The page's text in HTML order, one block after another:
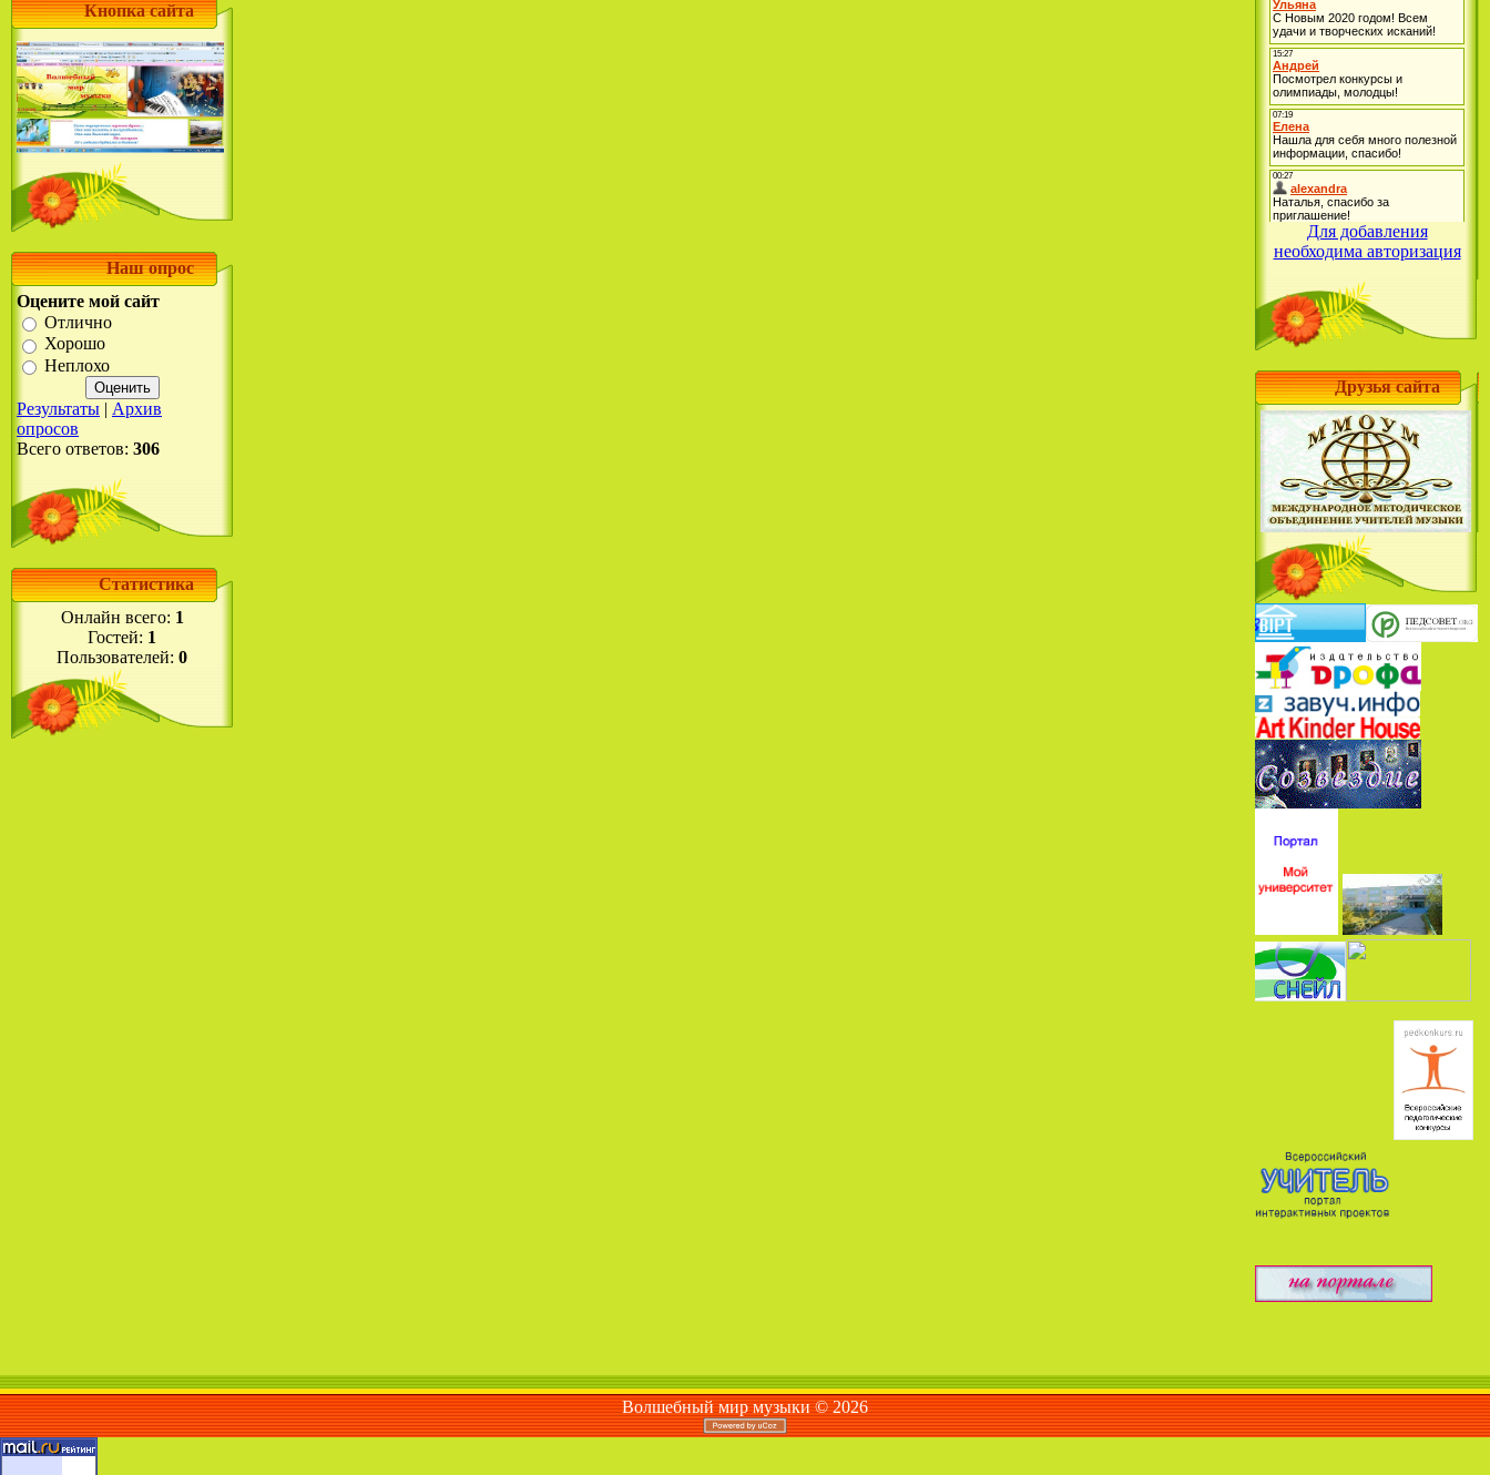
Кнопка сайта
Наш опрос
Оцените мой сайт
Отлично
Хорошо
Неплохо
Результаты | Архив
опросов
Всего ответов: 306
Статистика
Онлайн всего: 1
Гостей: 1
Пользователей: 0
Для добавления
необходима авторизация
Друзья сайта
Волшебный мир музыки © 2026